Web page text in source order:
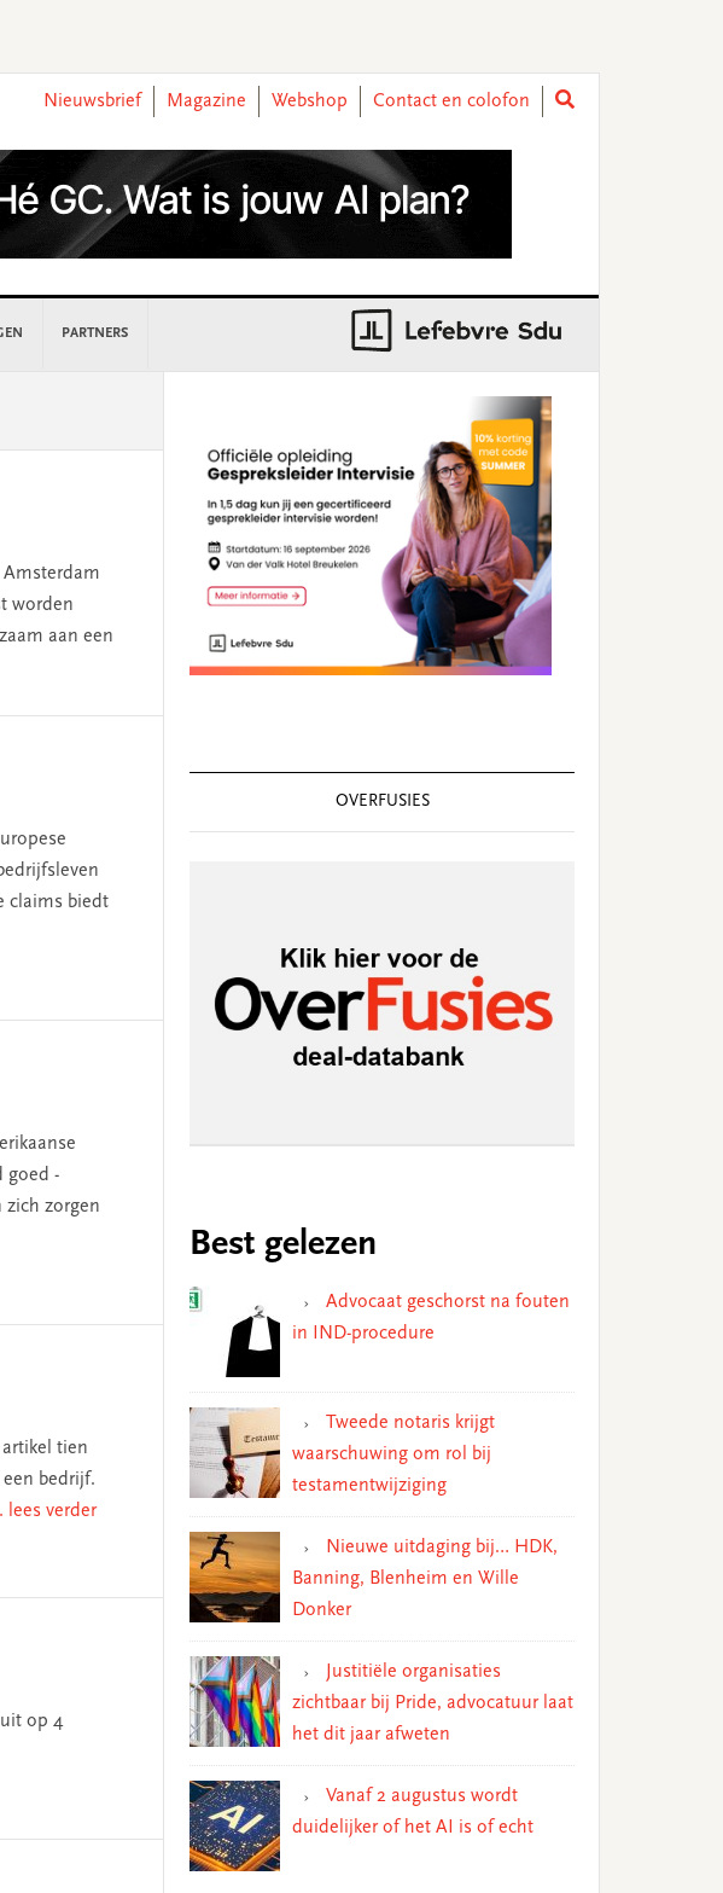
Nieuwsbrief
Magazine Webshop Contact en colofon
PARTNERS
Amsterdam
worden
aan een
claims biedt
goed -
zorgen
tien
bedrijf.
lees verder
op 4
OVERFUSIES
Best gelezen
Advocaat geschorst na fouten
in IND-procedure
Tweede notaris krijgt
waarschuwing om rol bij
testamentwijziging
Nieuwe uitdaging bij… HDK,
Banning, Blenheim en Wille
Donker
Justitiële organisaties
zichtbaar bij Pride, advocatuur laat
het dit jaar afweten
Vanaf 2 augustus wordt
duidelijker of het AI is of echt